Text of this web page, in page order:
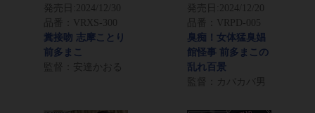
発売日: 2024/12/30
品番：VRXS-300
糞接吻 志摩ことり
前多まこ
監督：安達かおる
発売日: 2024/12/20
品番：VRPD-005
臭痴！女体猛臭娼
館怪事 前多まこの
乱れ百景
監督：カバカバ男